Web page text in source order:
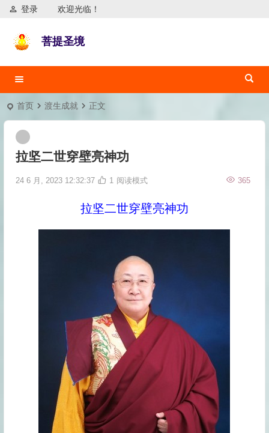
欢迎光临！
登录
菩提圣境
首页 渡生成就 正文
拉坚二世穿壁亮神功
24 6 月, 2023 12:32:37 365
1 阅读模式
拉坚二世穿壁亮神功